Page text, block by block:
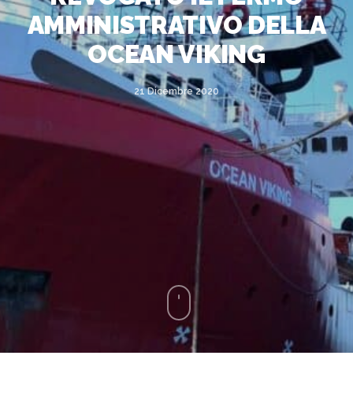
AMMINISTRATIVO DELLA
OCEAN VIKING
21 Dicembre 2020